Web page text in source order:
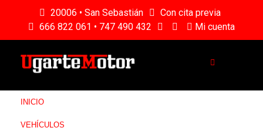
20006 • San Sebastián
Con cita previa
666 822 061 • 747 490 432
Mi cuenta
INICIO
VEHÍCULOS